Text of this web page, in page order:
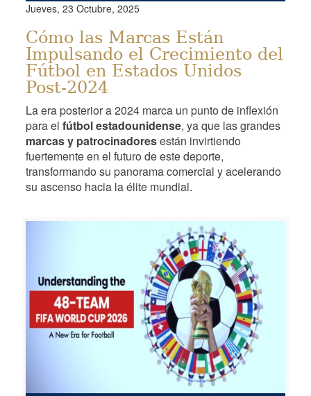
Jueves, 23 Octubre, 2025
Cómo las Marcas Están
Impulsando el Crecimiento del
Fútbol en Estados Unidos
Post-2024
La era posterior a 2024 marca un punto de inflexión
para elfútbol estadounidense, ya que las grandes
marcas y patrocinadoresestán invirtiendo
fuertemente en el futuro de este deporte,
transformando su panorama comercial y acelerando
su ascenso hacia la élite mundial.